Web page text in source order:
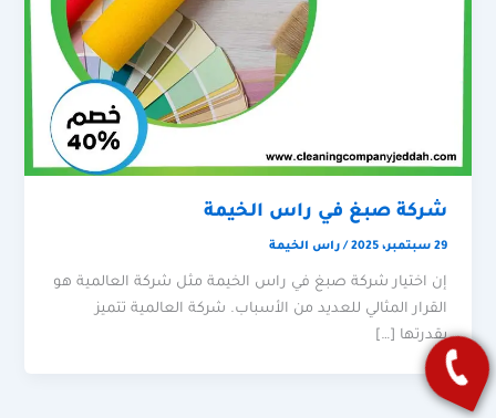
شركة صبغ في راس الخيمة
29 سبتمبر، 2025 /راس الخيمة
إن اختيار شركة صبغ في راس الخيمة مثل شركة العالمية هو
القرار المثالي للعديد من الأسباب. شركة العالمية تتميز
بقدرتها […]